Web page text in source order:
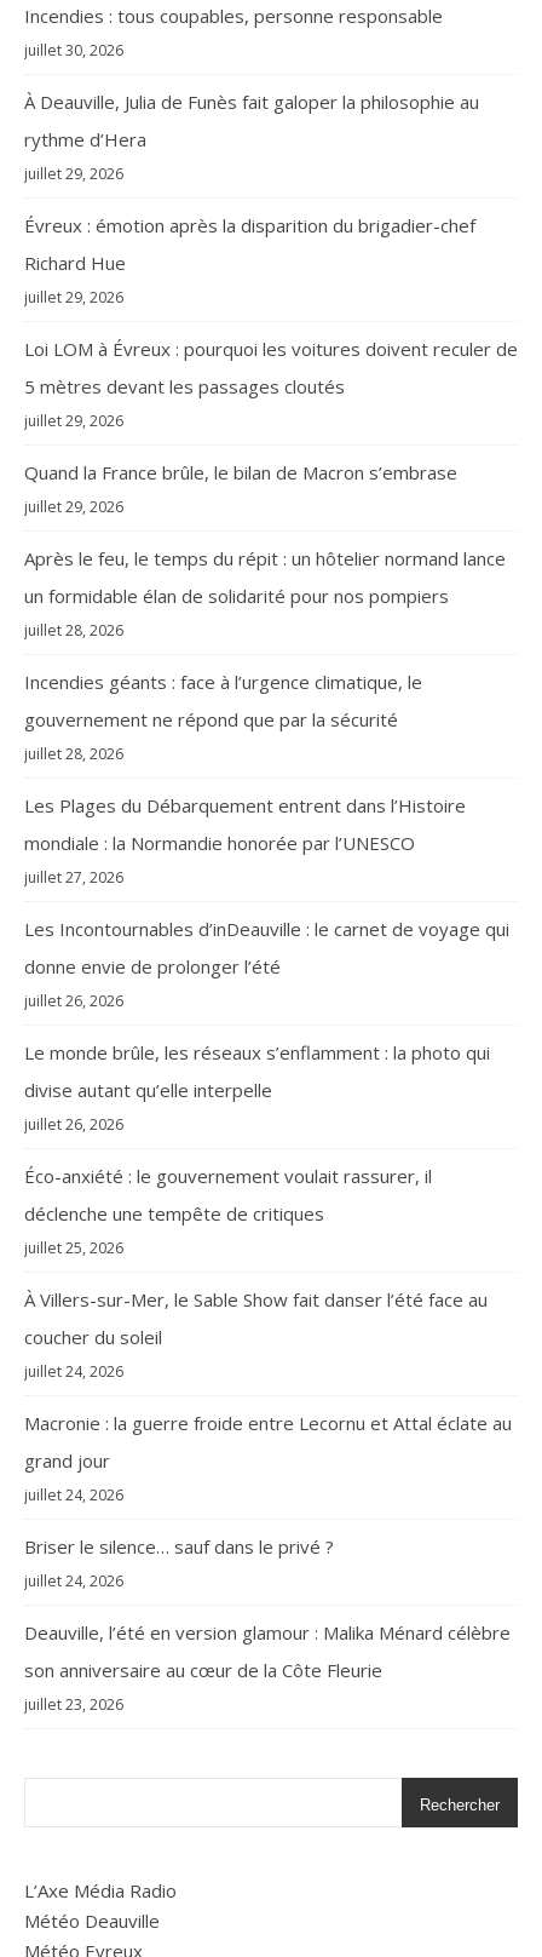
Incendies : tous coupables, personne responsable
juillet 30, 2026
À Deauville, Julia de Funès fait galoper la philosophie au
rythme d’Hera
juillet 29, 2026
Évreux : émotion après la disparition du brigadier-chef
Richard Hue
juillet 29, 2026
Loi LOM à Évreux : pourquoi les voitures doivent reculer de
5 mètres devant les passages cloutés
juillet 29, 2026
Quand la France brûle, le bilan de Macron s’embrase
juillet 29, 2026
Après le feu, le temps du répit : un hôtelier normand lance
un formidable élan de solidarité pour nos pompiers
juillet 28, 2026
Incendies géants : face à l’urgence climatique, le
gouvernement ne répond que par la sécurité
juillet 28, 2026
Les Plages du Débarquement entrent dans l’Histoire
mondiale : la Normandie honorée par l’UNESCO
juillet 27, 2026
Les Incontournables d’inDeauville : le carnet de voyage qui
donne envie de prolonger l’été
juillet 26, 2026
Le monde brûle, les réseaux s’enflamment : la photo qui
divise autant qu’elle interpelle
juillet 26, 2026
Éco-anxiété : le gouvernement voulait rassurer, il
déclenche une tempête de critiques
juillet 25, 2026
À Villers-sur-Mer, le Sable Show fait danser l’été face au
coucher du soleil
juillet 24, 2026
Macronie : la guerre froide entre Lecornu et Attal éclate au
grand jour
juillet 24, 2026
Briser le silence… sauf dans le privé ?
juillet 24, 2026
Deauville, l’été en version glamour : Malika Ménard célèbre
son anniversaire au cœur de la Côte Fleurie
juillet 23, 2026
Rechercher
L’Axe Média Radio
Météo Deauville
Météo Evreux